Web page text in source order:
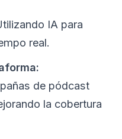
IA para
real.
de pódcast
la cobertura